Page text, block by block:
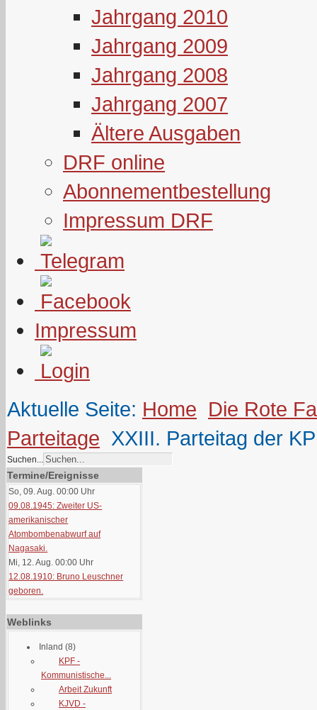
Jahrgang 2010
Jahrgang 2009
Jahrgang 2008
Jahrgang 2007
Ältere Ausgaben
DRF online
Abonnementbestellung
Impressum DRF
Impressum
Aktuelle Seite: Home Die Rote
Parteitage XXIII. Parteitag der
Suchen...
Termine/Ereignisse
So, 09. Aug. 00:00 Uhr
09.08.1945: Zweiter US-
amerikanischer
Atombombenabwurf auf
Nagasaki.
Mi, 12. Aug. 00:00 Uhr
12.08.1910: Bruno Leuschner
geboren.
Weblinks
Inland (8)
KPF -
Kommunistische...
Arbeit Zukunft
KJVD -